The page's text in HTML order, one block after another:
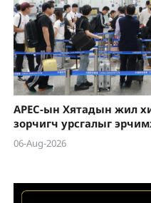
APEC-ын Хятадын жил
зорчигч урсгалыг
06-Aug-2026